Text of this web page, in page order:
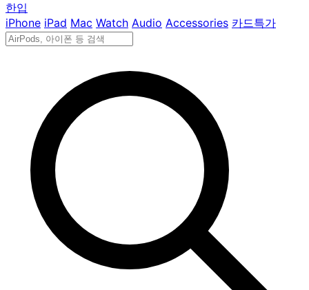
한입
iPhone iPad Mac Watch Audio Accessories 카드특가